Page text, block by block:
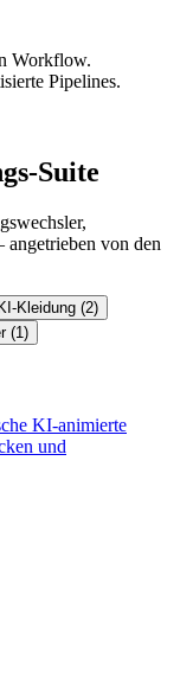
Workflow.
Pipelines.
Suite
von den
Kleidung (2)
(1)
KI-animierte
und